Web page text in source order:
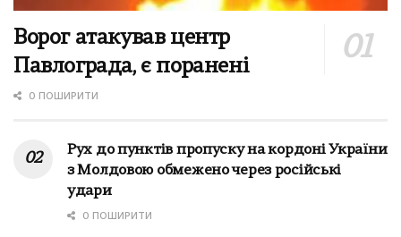
Ворог атакував центр
Павлограда, є поранені
0 ПОШИРИТИ
Рух до пунктів пропуску на кордоні України
з Молдовою обмежено через російські
удари
0 ПОШИРИТИ